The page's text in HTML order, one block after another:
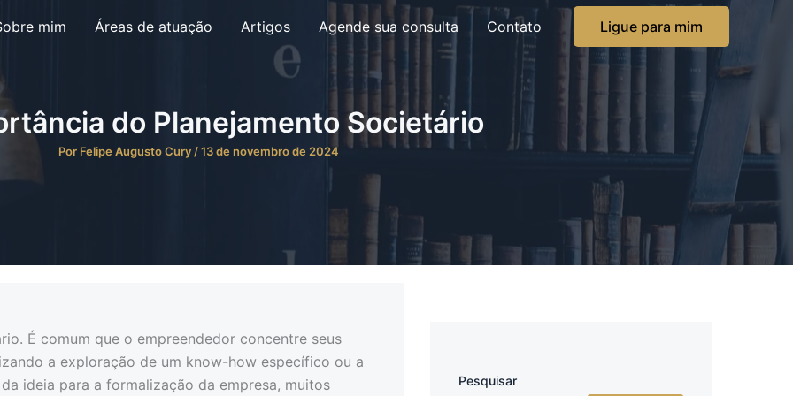
mim Áreas de atuação Artigos Agende sua consulta Contato Ligue para mim
do Planejamento Societário
Por Felipe Augusto Cury /13 de novembro de 2024
É comum que o empreendedor concentre seus
a exploração de um know-how específico ou a
ideia para a formalização da empresa, muitos
Pesquisar